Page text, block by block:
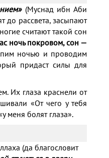
(Муснад ибн Аби
до рассвета, засыпают
считают такой сон
ночь покровом, сон —
ночью и проводим
придаст силы для
Их глаза краснели от
«От чего у тебя
меня болят глаза».
(да благословит